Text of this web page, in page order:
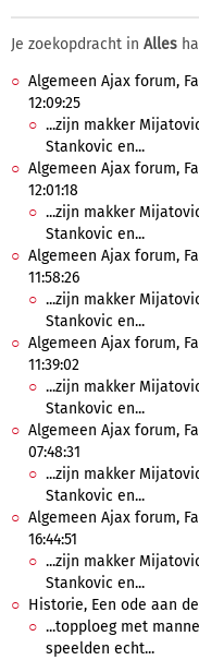
Je zoekopdracht in Alles
Algemeen Ajax forum,
12:09:25
...zijn makker
Stankovic en...
Algemeen Ajax forum,
12:01:18
...zijn makker
Stankovic en...
Algemeen Ajax forum,
11:58:26
...zijn makker
Stankovic en...
Algemeen Ajax forum,
11:39:02
...zijn makker
Stankovic en...
Algemeen Ajax forum,
07:48:31
...zijn makker
Stankovic en...
Algemeen Ajax forum,
16:44:51
...zijn makker
Stankovic en...
Historie, Een ode aan de
...topploeg met
speelden echt...